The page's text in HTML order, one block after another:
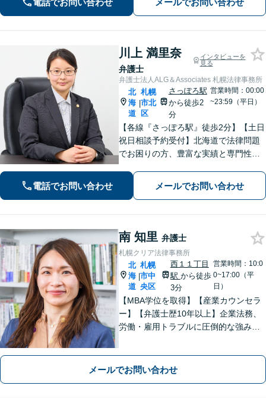
ュニケーションを心がけて、最善の解
川上 満里奈
弁護士
インタビューを
見る
弁護士法人ALG＆Associates 札幌法律事務所
北
海
道
|
札幌
市北
区
さっぽろ駅
から徒歩2
分
営業時間：00:00
~23:59（平日）
【各線『さっぽろ駅』徒歩2分】【土日
祝日相談予約受付】北海道で法律問題
でお困りの方、豊富な実績と専門性を
電話でお問い合わせ メールでお問い合わせ
南 知里 弁護士
札幌クリア法律事務所
北
海
道
|
札幌
市中
央区
西１１丁目
駅 から徒歩
3分
営業時間：10:0
0~17:00（平
日）
【MBA学位を取得】【産業カウンセラ
ー】【弁護士歴10年以上】企業法務、
労働・雇用トラブルに圧倒的な強みあ
知見！講演セミナー多数、分かりやす
メールでお問い合わせ